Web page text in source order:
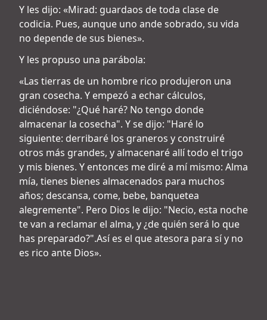
Y les dijo: «Mirad: guardaos de toda clase de
codicia. Pues, aunque uno ande sobrado, su vida
no depende de sus bienes».
Y les propuso una parábola:
«Las tierras de un hombre rico produjeron una
gran cosecha. Y empezó a echar cálculos,
diciéndose: "¿Qué haré? No tengo donde
almacenar la cosecha". Y se dijo: "Haré lo
siguiente: derribaré los graneros y construiré
otros más grandes, y almacenaré allí todo el trigo
y mis bienes. Y entonces me diré a mí mismo: Alma
mía, tienes bienes almacenados para muchos
años; descansa, come, bebe, banquetea
alegremente". Pero Dios le dijo: "Necio, esta noche
te van a reclamar el alma, y ¿de quién será lo que
has preparado?".Así es el que atesora para sí y no
es rico ante Dios».